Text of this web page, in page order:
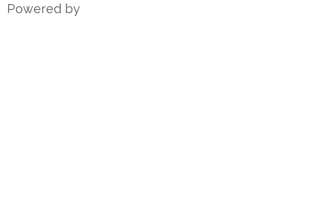
Powered by